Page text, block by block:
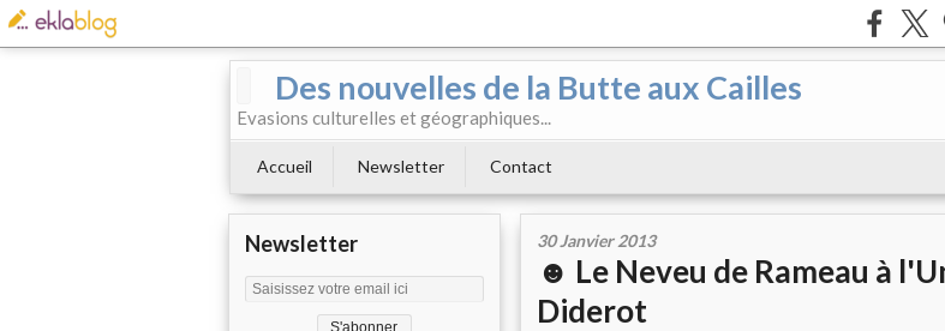
Des nouvelles de la Butte aux Cailles
Evasions culturelles et géographiques...
Accueil Newsletter Contact
Newsletter 30 Janvier 2013
☻ Le Neveu de Rameau à
Diderot